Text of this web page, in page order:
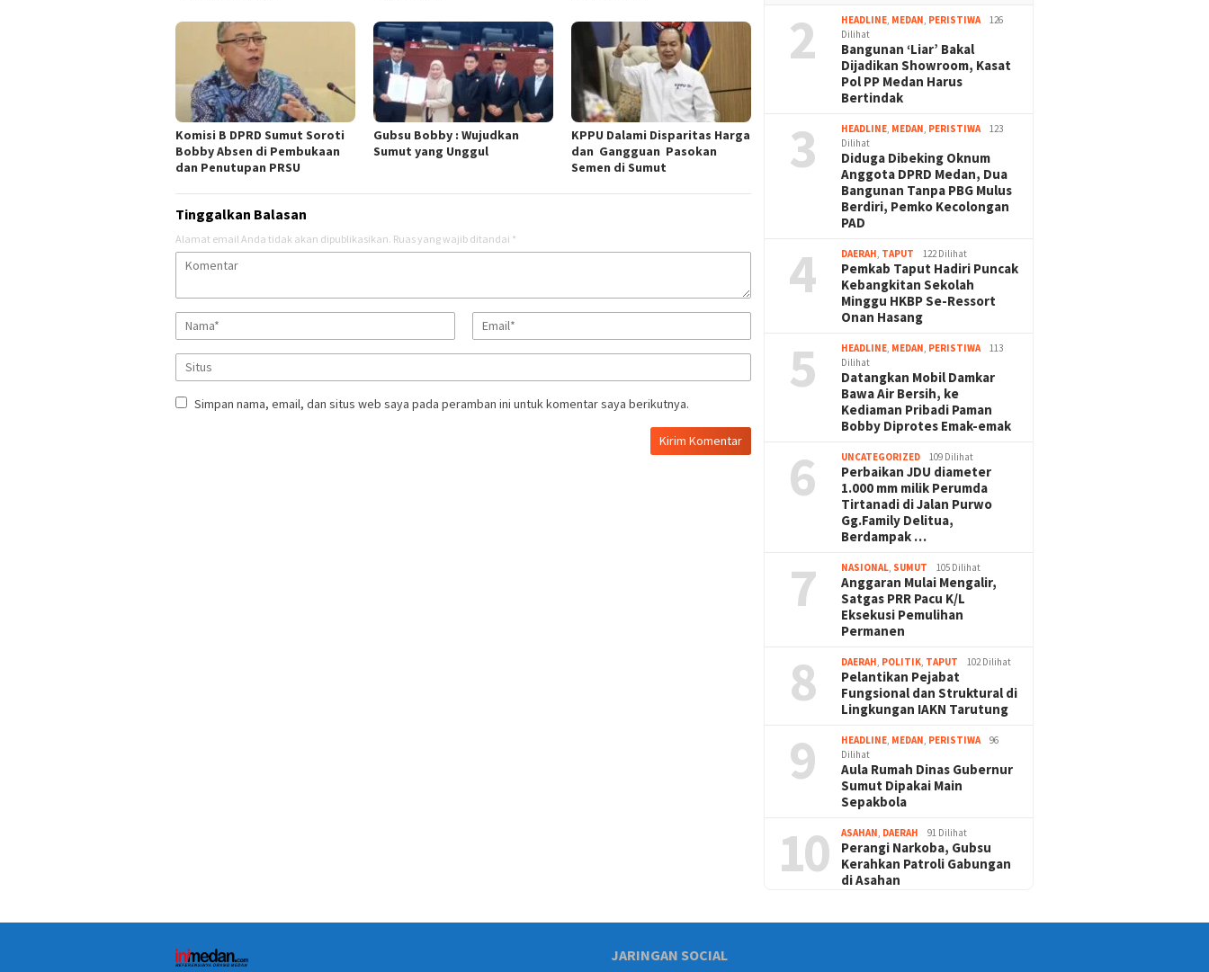
Komisi B DPRD Sumut Soroti
Bobby Absen di Pembukaan
dan Penutupan PRSU
Gubsu Bobby : Wujudkan
Sumut yang Unggul
KPPU Dalami Disparitas Harga
dan Gangguan Pasokan
Semen di Sumut
Tinggalkan Balasan
Alamat email Anda tidak akan dipublikasikan. Ruas yang wajib ditandai *
Simpan nama, email, dan situs web saya pada peramban ini untuk komentar saya berikutnya.
2 HEADLINE, MEDAN, PERISTIWA
126
Dilihat
Bangunan ‘Liar’ Bakal
Dijadikan Showroom, Kasat
Pol PP Medan Harus
Bertindak
3 HEADLINE, MEDAN, PERISTIWA
123
Dilihat
Diduga Dibeking Oknum
Anggota DPRD Medan, Dua
Bangunan Tanpa PBG Mulus
Berdiri, Pemko Kecolongan
PAD
4 DAERAH, TAPUT 122 Dilihat
Pemkab Taput Hadiri Puncak
Kebangkitan Sekolah
Minggu HKBP Se-Ressort
Onan Hasang
5 HEADLINE, MEDAN, PERISTIWA
113
Dilihat
Datangkan Mobil Damkar
Bawa Air Bersih, ke
Kediaman Pribadi Paman
Bobby Diprotes Emak-emak
6 UNCATEGORIZED 109 Dilihat
Perbaikan JDU diameter
1.000 mm milik Perumda
Tirtanadi di Jalan Purwo
Gg.Family Delitua,
Berdampak …
7 NASIONAL, SUMUT 105 Dilihat
Anggaran Mulai Mengalir,
Satgas PRR Pacu K/L
Eksekusi Pemulihan
Permanen
8 DAERAH, POLITIK, TAPUT 102 Dilihat
Pelantikan Pejabat
Fungsional dan Struktural di
Lingkungan IAKN Tarutung
9 HEADLINE, MEDAN, PERISTIWA
96
Dilihat
Aula Rumah Dinas Gubernur
Sumut Dipakai Main
Sepakbola
10 ASAHAN, DAERAH 91 Dilihat
Perangi Narkoba, Gubsu
Kerahkan Patroli Gabungan
di Asahan
JARINGAN SOCIAL